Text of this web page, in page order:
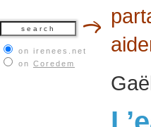
on irenees.net
on Coredem